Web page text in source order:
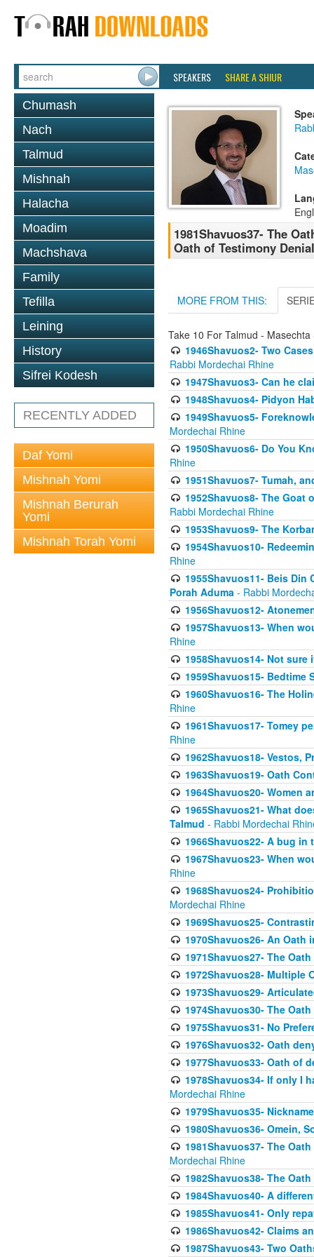
SPEAKERS SHARE A SHIUR
Chumash
Nach
Talmud
Mishnah
Halacha
Moadim
Machshava
Family
Tefilla
Leining
History
Sifrei Kodesh
RECENTLY ADDED
Daf Yomi
Mishnah Yomi
Mishnah Berurah
Yomi
Mishnah Torah Yomi
1981Shavuos37- The
Oath of Testimony Denial
MORE FROM THIS:
Take 10 For Talmud - Masechta
1946Shavuos2- Two
Rabbi Mordechai Rhine
1947Shavuos3- Can he
1948Shavuos4- Pidyon
1949Shavuos5-
Mordechai Rhine
1950Shavuos6- Do You
Rhine
1951Shavuos7- Tumah,
1952Shavuos8- The Goat
Rabbi Mordechai Rhine
1953Shavuos9- The
1954Shavuos10-
Rhine
1955Shavuos11- Beis
Porah Aduma - Rabbi
1956Shavuos12-
1957Shavuos13- When
Rhine
1958Shavuos14- Not
1959Shavuos15- Bedtime
1960Shavuos16- The
Rhine
1961Shavuos17- Tomey
Rhine
1962Shavuos18- Vestos,
1963Shavuos19- Oath
1964Shavuos20- Women
1965Shavuos21- What
Talmud - Rabbi Mordechai
1966Shavuos22- A bug
1967Shavuos23- When
Rhine
1968Shavuos24-
Mordechai Rhine
1969Shavuos25-
1970Shavuos26- An Oath
1971Shavuos27- The
1972Shavuos28- Multiple
1973Shavuos29-
1974Shavuos30- The
1975Shavuos31- No
1976Shavuos32- Oath
1977Shavuos33- Oath of
1978Shavuos34- If only I
Mordechai Rhine
1979Shavuos35-
1980Shavuos36- Omein,
1981Shavuos37- The
Mordechai Rhine
1982Shavuos38- The
1984Shavuos40- A
1985Shavuos41- Only
1986Shavuos42- Claims
1987Shavuos43- Two